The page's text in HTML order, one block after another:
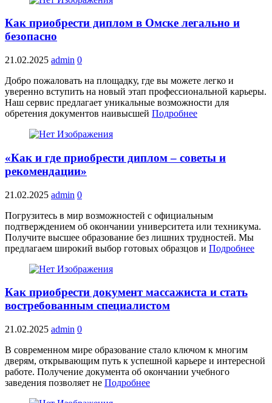
Как приобрести диплом в Омске легально и
безопасно
21.02.2025 admin 0
Добро пожаловать на площадку, где вы можете легко и
уверенно вступить на новый этап профессиональной карьеры.
Наш сервис предлагает уникальные возможности для
обретения документов наивысшей Подробнее
«Как и где приобрести диплом – советы и
рекомендации»
21.02.2025 admin 0
Погрузитесь в мир возможностей с официальным
подтверждением об окончании университета или техникума.
Получите высшее образование без лишних трудностей. Мы
предлагаем широкий выбор готовых образцов и Подробнее
Как приобрести документ массажиста и стать
востребованным специалистом
21.02.2025 admin 0
В современном мире образование стало ключом к многим
дверям, открывающим путь к успешной карьере и интересной
работе. Получение документа об окончании учебного
заведения позволяет не Подробнее